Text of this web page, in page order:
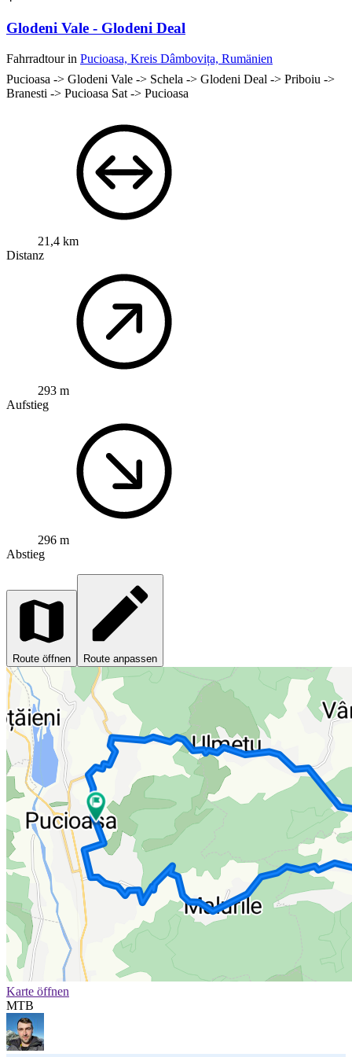
Glodeni Vale - Glodeni Deal
Fahrradtour in Pucioasa, Kreis Dâmbovița, Rumänien
Pucioasa -> Glodeni Vale -> Schela -> Glodeni Deal -> Priboiu ->
Branesti -> Pucioasa Sat -> Pucioasa
21,4 km
Distanz
293 m
Aufstieg
296 m
Abstieg
Route öffnen Route anpassen
Karte öffnen
MTB